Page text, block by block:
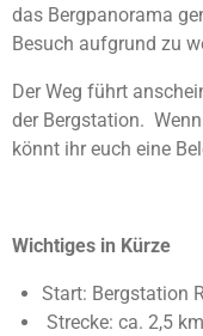
das Bergpanorama
Besuch aufgrund zu
Der Weg führt
der Bergstation.
könnt ihr euch eine
Wichtiges in Kürze
Start: Bergstation
Strecke: ca. 2,5